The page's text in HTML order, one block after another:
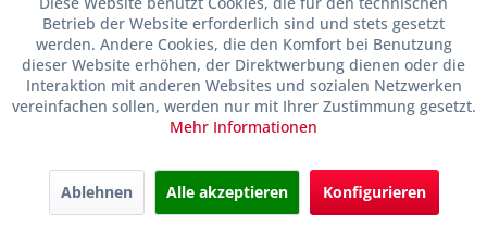
Betrieb der Website erforderlich sind und stets gesetzt
werden. Andere Cookies, die den Komfort bei Benutzung
dieser Website erhöhen, der Direktwerbung dienen oder die
Interaktion mit anderen Websites und sozialen Netzwerken
vereinfachen sollen, werden nur mit Ihrer Zustimmung gesetzt.
Mehr Informationen
Ablehnen Alle akzeptieren Konfigurieren